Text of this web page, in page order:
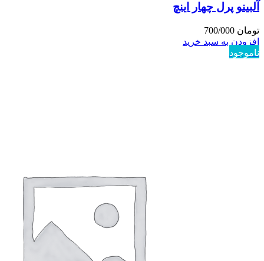
آلبینو پرل چهار اینچ
تومان
افزودن به سبد خرید
ناموجود